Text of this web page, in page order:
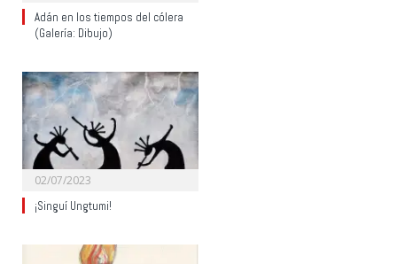
Adán en los tiempos del cólera
(Galería: Dibujo)
02/07/2023
¡Singuí Ungtumi!